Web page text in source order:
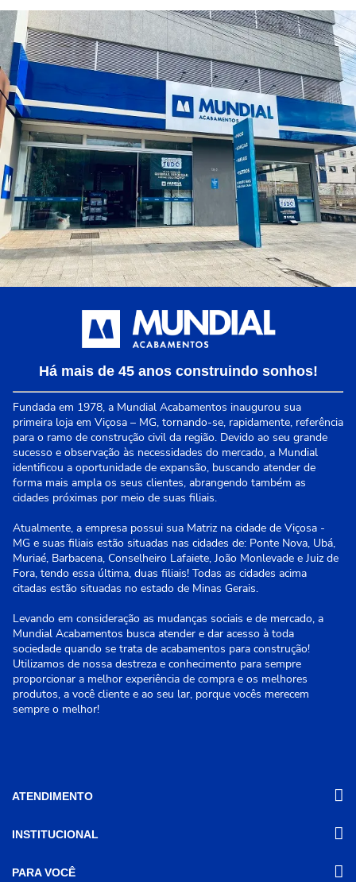
Há mais de 45 anos construindo sonhos!
Fundada em 1978, a Mundial Acabamentos inaugurou sua
primeira loja em Viçosa – MG, tornando-se, rapidamente, referência
para o ramo de construção civil da região. Devido ao seu grande
sucesso e observação às necessidades do mercado, a Mundial
identificou a oportunidade de expansão, buscando atender de
forma mais ampla os seus clientes, abrangendo também as
cidades próximas por meio de suas filiais.
Atualmente, a empresa possui sua Matriz na cidade de Viçosa -
MG e suas filiais estão situadas nas cidades de: Ponte Nova, Ubá,
Muriaé, Barbacena, Conselheiro Lafaiete, João Monlevade e Juiz de
Fora, tendo essa última, duas filiais! Todas as cidades acima
citadas estão situadas no estado de Minas Gerais.
Levando em consideração as mudanças sociais e de mercado, a
Mundial Acabamentos busca atender e dar acesso à toda
sociedade quando se trata de acabamentos para construção!
Utilizamos de nossa destreza e conhecimento para sempre
proporcionar a melhor experiência de compra e os melhores
produtos, a você cliente e ao seu lar, porque vocês merecem
sempre o melhor!
ATENDIMENTO
Sábado das 8h às 12h
INSTITUCIONAL
Nossas Lojas
PARA VOCÊ